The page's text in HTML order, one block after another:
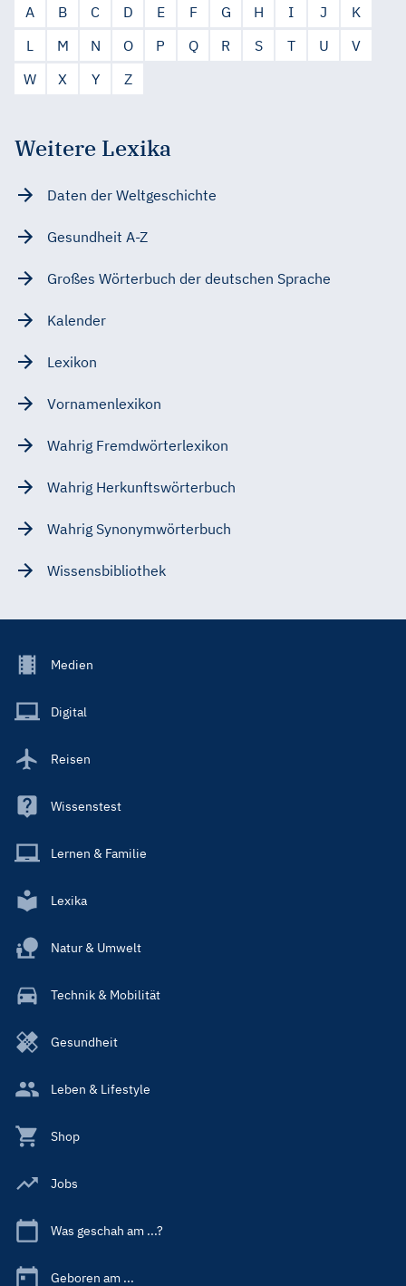
A B C D E F G H I J
K
L
M N O P Q R S T U
V
W
X Y Z
Weitere Lexika
Daten der Weltgeschichte
Gesundheit A-Z
Großes Wörterbuch der deutschen Sprache
Kalender
Lexikon
Vornamenlexikon
Wahrig Fremdwörterlexikon
Wahrig Herkunftswörterbuch
Wahrig Synonymwörterbuch
Wissensbibliothek
Footer
Main
Medien
Digital
Reisen
Wissenstest
Lernen & Familie
Lexika
Natur & Umwelt
Technik & Mobilität
Gesundheit
Leben & Lifestyle
Shop
Jobs
Was geschah am ...?
Geboren am ...